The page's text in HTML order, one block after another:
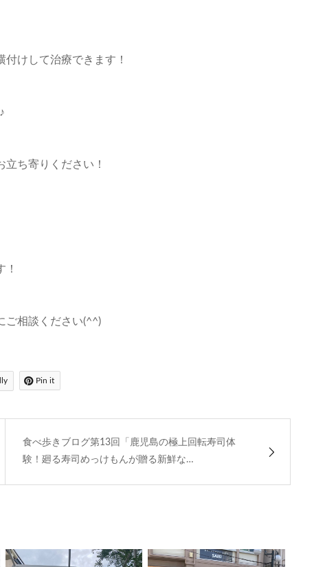
けして治療できます！
ち寄りください！
ご相談ください(^^)
Pin it
食べ歩きブログ第13回「鹿児島の極上回転寿司体
験！廻る寿司めっけもんが贈る新鮮な…